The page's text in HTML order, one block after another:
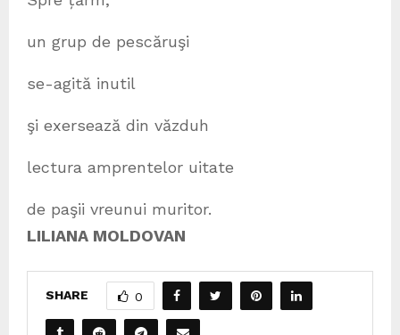
un grup de pescăruşi
se-agită inutil
şi exersează din văzduh
lectura amprentelor uitate
de paşii vreunui muritor.
LILIANA MOLDOVAN
SHARE 0